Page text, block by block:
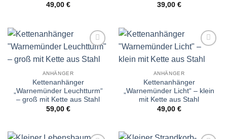
49,00 €
39,00 €
ANHÄNGER
Kettenanhänger
„Warnemünder Leuchtturm“
– groß mit Kette aus Stahl
59,00 €
ANHÄNGER
Kettenanhänger
„Warnemünder Licht“ – klein
mit Kette aus Stahl
49,00 €